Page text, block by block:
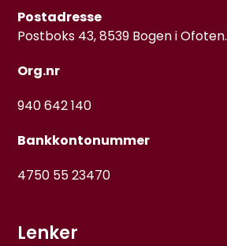
Postadresse
Postboks 43, 8539 Bogen i Ofoten.
Org.nr
940 642 140
Bankkontonummer
4750 55 23470
Lenker